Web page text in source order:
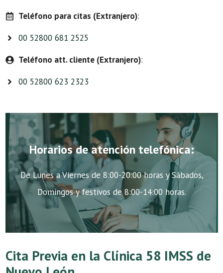
Teléfono para citas (Extranjero):
00 52800 681 2525
Teléfono att. cliente (Extranjero):
00 52800 623 2323
Horarios de atención telefónica:
De Lunes a Viernes de 8:00-20:00 horas y Sábados,
Domingos y festivos de 8:00-14:00 horas.
Cita Previa en la Clínica 58 IMSS de